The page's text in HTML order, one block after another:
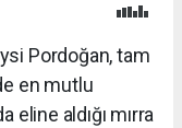
Pordoğan, tam
en mutlu
eline aldığı mırra